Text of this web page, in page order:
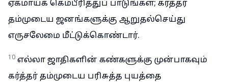
ஏகமாய்க் கெம்பீரித்துப் பாடுங்கள்; கர்த்தர்
தம்முடைய ஜனங்களுக்கு ஆறுதல்செய்து
எருசலேமை மீட்டுக்கொண்டார்.
10 எல்லா ஜாதிகளின் கண்களுக்கு முன்பாகவும்
கர்த்தர் தம்முடைய பரிசுத்த புயத்தை